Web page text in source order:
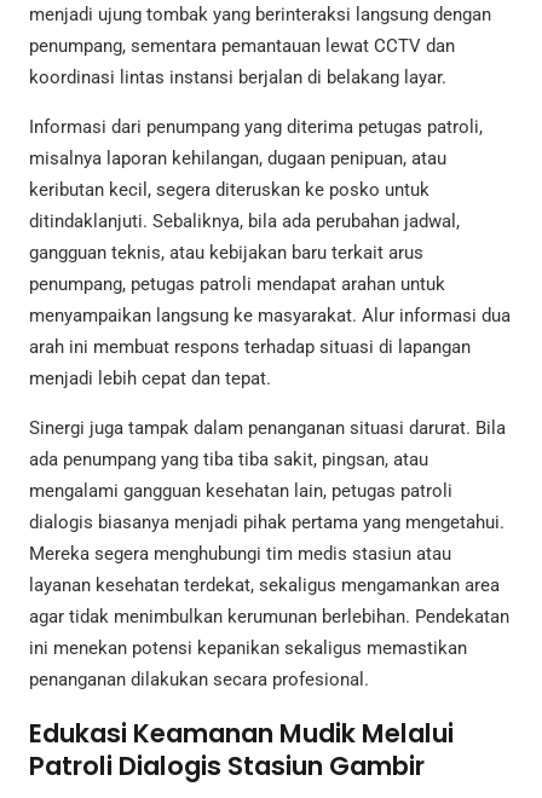
menjadi ujung tombak yang berinteraksi langsung dengan
penumpang, sementara pemantauan lewat CCTV dan
koordinasi lintas instansi berjalan di belakang layar.
Informasi dari penumpang yang diterima petugas patroli,
misalnya laporan kehilangan, dugaan penipuan, atau
keributan kecil, segera diteruskan ke posko untuk
ditindaklanjuti. Sebaliknya, bila ada perubahan jadwal,
gangguan teknis, atau kebijakan baru terkait arus
penumpang, petugas patroli mendapat arahan untuk
menyampaikan langsung ke masyarakat. Alur informasi dua
arah ini membuat respons terhadap situasi di lapangan
menjadi lebih cepat dan tepat.
Sinergi juga tampak dalam penanganan situasi darurat. Bila
ada penumpang yang tiba tiba sakit, pingsan, atau
mengalami gangguan kesehatan lain, petugas patroli
dialogis biasanya menjadi pihak pertama yang mengetahui.
Mereka segera menghubungi tim medis stasiun atau
layanan kesehatan terdekat, sekaligus mengamankan area
agar tidak menimbulkan kerumunan berlebihan. Pendekatan
ini menekan potensi kepanikan sekaligus memastikan
penanganan dilakukan secara profesional.
Edukasi Keamanan Mudik Melalui
Patroli Dialogis Stasiun Gambir